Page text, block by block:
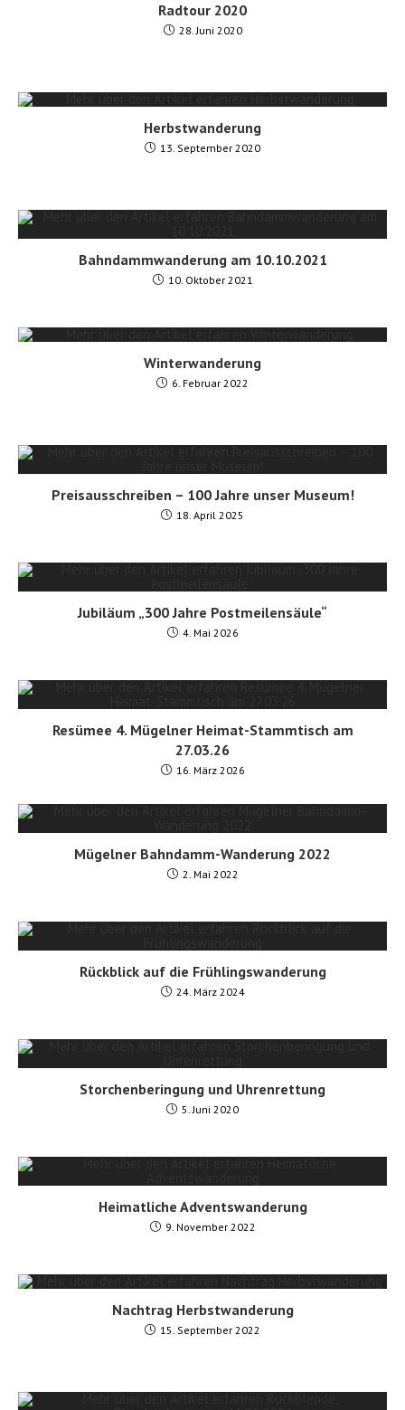
Radtour 2020
28. Juni 2020
Herbstwanderung
13. September 2020
Bahndammwanderung am 10.10.2021
10. Oktober 2021
Winterwanderung
6. Februar 2022
Preisausschreiben – 100 Jahre unser Museum!
18. April 2025
Jubiläum „300 Jahre Postmeilensäule“
4. Mai 2026
Resümee 4. Mügelner Heimat-Stammtisch am
27.03.26
16. März 2026
Mügelner Bahndamm-Wanderung 2022
2. Mai 2022
Rückblick auf die Frühlingswanderung
24. März 2024
Storchenberingung und Uhrenrettung
5. Juni 2020
Heimatliche Adventswanderung
9. November 2022
Nachtrag Herbstwanderung
15. September 2022